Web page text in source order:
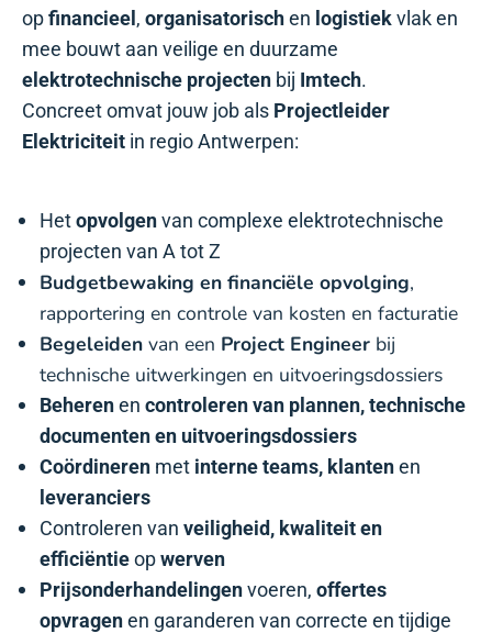
op financieel , organisatorisch en logistiek vlak en
mee bouwt aan veilige en duurzame
elektrotechnische projecten bij Imtech.
Concreet omvat jouw job als Projectleider
Elektriciteit in regio Antwerpen:
Het opvolgen van complexe elektrotechnische
projecten van A tot Z
Budgetbewaking en financiële opvolging,
rapportering en controle van kosten en facturatie
Begeleiden van een Project Engineer bij
technische uitwerkingen en uitvoeringsdossiers
Beheren en controleren van plannen, technische
documenten en uitvoeringsdossiers
Coördineren met interne teams, klanten en
leveranciers
Controleren van veiligheid, kwaliteit en
efficiëntie op werven
Prijsonderhandelingen voeren, offertes
opvragen en garanderen van correcte en tijdige